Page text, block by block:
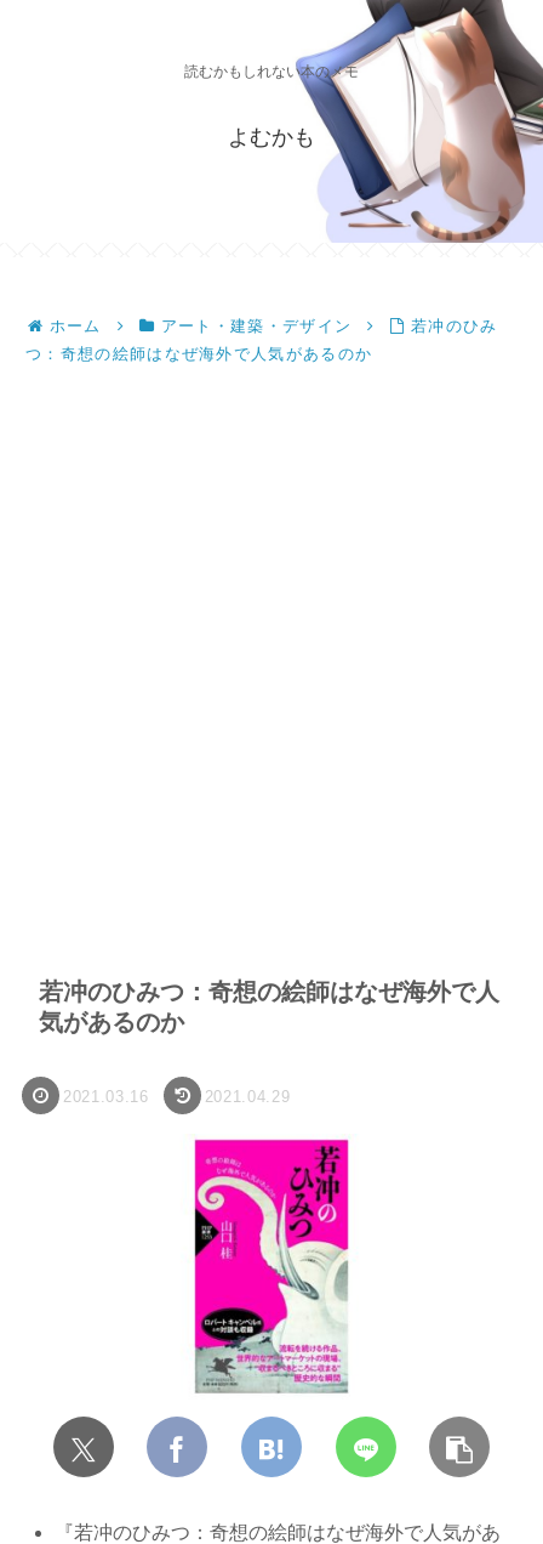
読むかもしれない本のメモ
よむかも
ホーム アート・建築・デザイン
若冲のひみ
つ：奇想の絵師はなぜ海外で人気があるのか
若冲のひみつ：奇想の絵師はなぜ海外で人
気があるのか
2021.03.16 2021.04.29
『若冲のひみつ：奇想の絵師はなぜ海外で人気があ